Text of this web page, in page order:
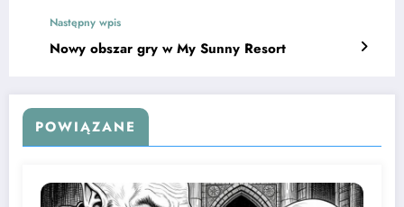
Następny wpis
Nowy obszar gry w My Sunny Resort
POWIĄZANE